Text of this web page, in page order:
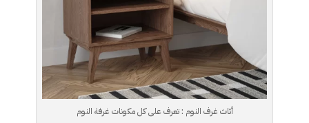
أثاث غرف النوم : تعرف على كل مكونات غرفة النوم